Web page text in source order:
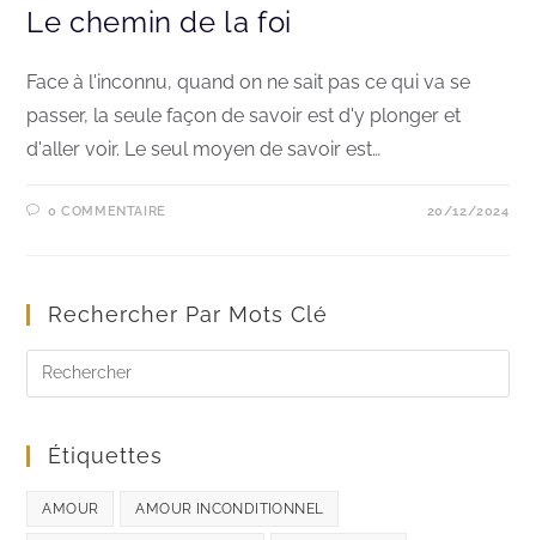
Le chemin de la foi
Face à l'inconnu, quand on ne sait pas ce qui va se
passer, la seule façon de savoir est d'y plonger et
d'aller voir. Le seul moyen de savoir est…
0 COMMENTAIRE 20/12/2024
Rechercher Par Mots Clé
Étiquettes
AMOUR AMOUR INCONDITIONNEL